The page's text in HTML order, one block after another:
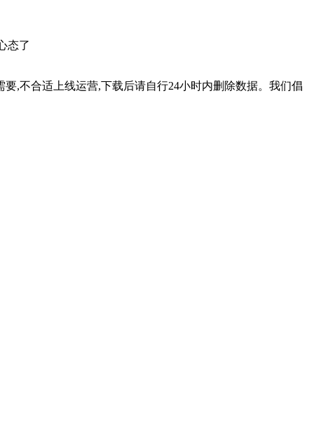
态了
,不合适上线运营,下载后请自行24小时内删除数据。我们倡